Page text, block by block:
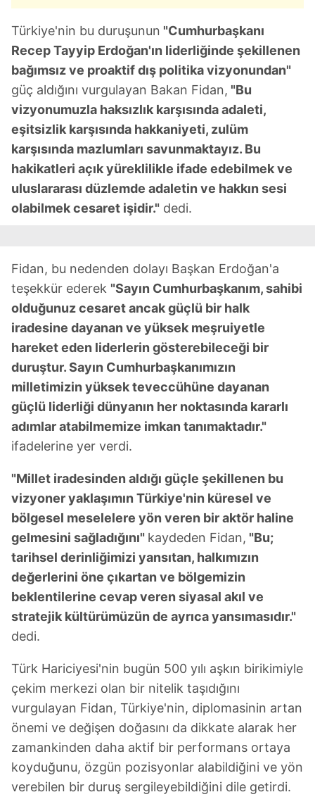
Türkiye'nin bu duruşunun "Cumhurbaşkanı
Recep Tayyip Erdoğan'ın liderliğinde şekillenen
bağımsız ve proaktif dış politika vizyonundan"
güç aldığını vurgulayan Bakan Fidan, "Bu
vizyonumuzla haksızlık karşısında adaleti,
eşitsizlik karşısında hakkaniyeti, zulüm
karşısında mazlumları savunmaktayız. Bu
hakikatleri açık yüreklilikle ifade edebilmek ve
uluslararası düzlemde adaletin ve hakkın sesi
olabilmek cesaret işidir." dedi.
Fidan, bu nedenden dolayı Başkan Erdoğan'a
teşekkür ederek "Sayın Cumhurbaşkanım, sahibi
olduğunuz cesaret ancak güçlü bir halk
iradesine dayanan ve yüksek meşruiyetle
hareket eden liderlerin gösterebileceği bir
duruştur. Sayın Cumhurbaşkanımızın
milletimizin yüksek teveccühüne dayanan
güçlü liderliği dünyanın her noktasında kararlı
adımlar atabilmemize imkan tanımaktadır."
ifadelerine yer verdi.
"Millet iradesinden aldığı güçle şekillenen bu
vizyoner yaklaşımın Türkiye'nin küresel ve
bölgesel meselelere yön veren bir aktör haline
gelmesini sağladığını" kaydeden Fidan, "Bu;
tarihsel derinliğimizi yansıtan, halkımızın
değerlerini öne çıkartan ve bölgemizin
beklentilerine cevap veren siyasal akıl ve
stratejik kültürümüzün de ayrıca yansımasıdır."
dedi.
Türk Hariciyesi'nin bugün 500 yılı aşkın birikimiyle
çekim merkezi olan bir nitelik taşıdığını
vurgulayan Fidan, Türkiye'nin, diplomasinin artan
önemi ve değişen doğasını da dikkate alarak her
zamankinden daha aktif bir performans ortaya
koyduğunu, özgün pozisyonlar alabildiğini ve yön
verebilen bir duruş sergileyebildiğini dile getirdi.